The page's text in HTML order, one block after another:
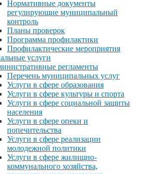
Нормативные документы
регулирующие муниципальный
контроль
Планы проверок
Программа профилактики
Профилактические мероприятия
услуги
регламенты
Перечень муниципальных услуг
Услуги в сфере образования
Услуги в сфере культуры и спорта
Услуги в сфере социальной защиты
населения
Услуги в сфере опеки и
попечительства
Услуги в сфере реализации
молодежной политики
Услуги в сфере жилищно-
коммунального хозяйства,